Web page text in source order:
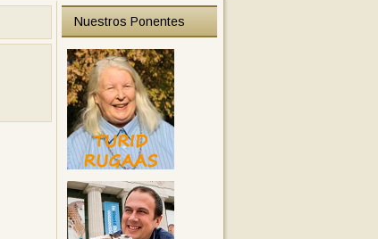
Nuestros Ponentes